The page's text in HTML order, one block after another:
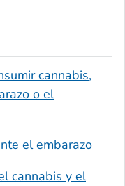
cannabis,
o el
el embarazo
cannabis y el